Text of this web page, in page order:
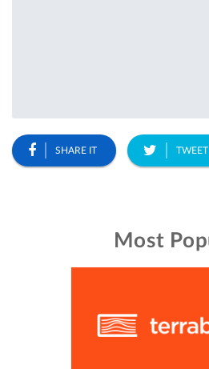
SHARE IT
Most